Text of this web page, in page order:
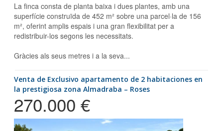
La finca consta de planta baixa i dues plantes, amb una
superfície construïda de 452 m² sobre una parcel·la de 156
m², oferint amplis espais i una gran flexibilitat per a
redistribuir-los segons les necessitats.
Gràcies als seus metres i a la seva...
Venta de Exclusivo apartamento de 2 habitaciones en
la prestigiosa zona Almadraba – Roses
270.000 €